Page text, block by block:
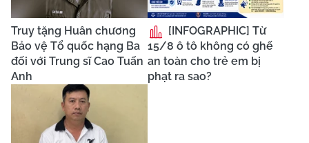
Truy tặng Huân chương
Bảo vệ Tổ quốc hạng Ba
đối với Trung sĩ Cao Tuấn
Anh
[INFOGRAPHIC] Từ
15/8 ô tô không có ghế
an toàn cho trẻ em bị
phạt ra sao?